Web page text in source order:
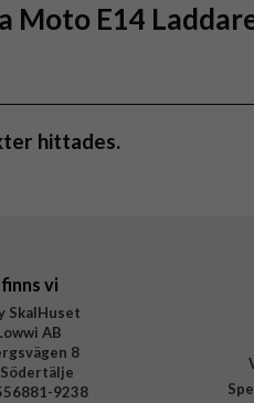
Moto E14
hittades.
vi
SkalHuset
AB
8
9238